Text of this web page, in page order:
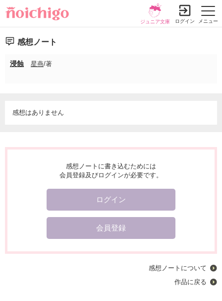
メニュー
ジュニア文庫 ログイン
感想ノート
浸蝕 星燕/著
感想はありません
感想ノートに書き込むためには
会員登録及びログインが必要です。
ログイン
会員登録
感想ノートについて
作品に戻る